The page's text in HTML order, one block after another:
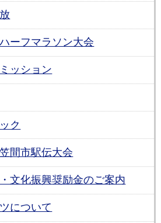
ーフマラソン大会
ッション
ク
間市駅伝大会
文化振興奨励金のご案内
について